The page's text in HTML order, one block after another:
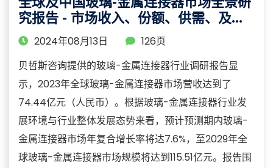
究报告 - 市场收入、份额、供需、及趋
势分析
2024年08月13日
126页
贝哲斯咨询提供的玻璃-金属连接器行业调研报告显
示，2023年全球玻璃-金属连接器市场营收达到了
74.44亿元（人民币）。根据玻璃-金属连接器行业发
展环境与行业整体发展态势来看，预计预测期内玻璃-
金属连接器市场年复合增长率将达7.6%，至2029年全
球玻璃-金属连接器市场规模将达到115.51亿元。报告围